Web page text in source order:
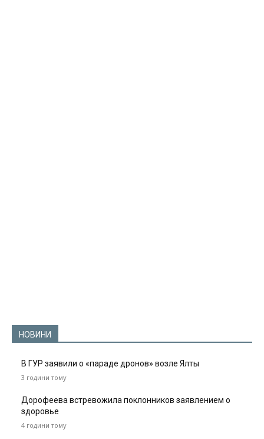
НОВИНИ
В ГУР заявили о «параде дронов» возле Ялты
3 години тому
Дорофеева встревожила поклонников заявлением о
здоровье
4 години тому